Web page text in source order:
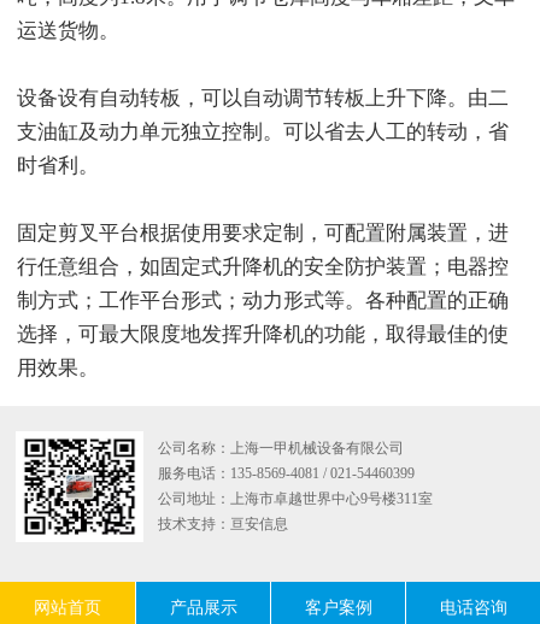
运送货物。
设备设有自动转板，可以自动调节转板上升下降。由二
支油缸及动力单元独立控制。可以省去人工的转动，省
时省利。
固定剪叉平台根据使用要求定制，可配置附属装置，进
行任意组合，如固定式升降机的安全防护装置；电器控
制方式；工作平台形式；动力形式等。各种配置的正确
选择，可最大限度地发挥升降机的功能，取得最佳的使
用效果。
公司名称：上海一甲机械设备有限公司
服务电话：135-8569-4081 / 021-54460399
公司地址：上海市卓越世界中心9号楼311室
技术支持： 亘安信息
网站首页 产品展示 客户案例 电话咨询